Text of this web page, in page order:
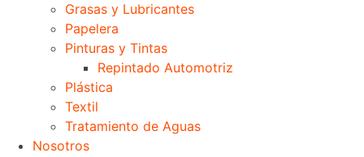
Grasas y Lubricantes
Papelera
Pinturas y Tintas
Repintado Automotriz
Plástica
Textil
Tratamiento de Aguas
Nosotros